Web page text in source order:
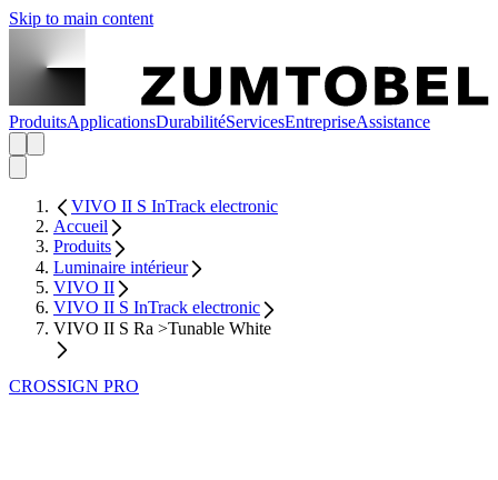
Skip to main content
ProduitsApplicationsDurabilitéServicesEntrepriseAssistance
VIVO II S InTrack electronic
Accueil
Produits
Luminaire intérieur
VIVO II
VIVO II S InTrack electronic
VIVO II S Ra >Tunable White
CROSSIGN PRO